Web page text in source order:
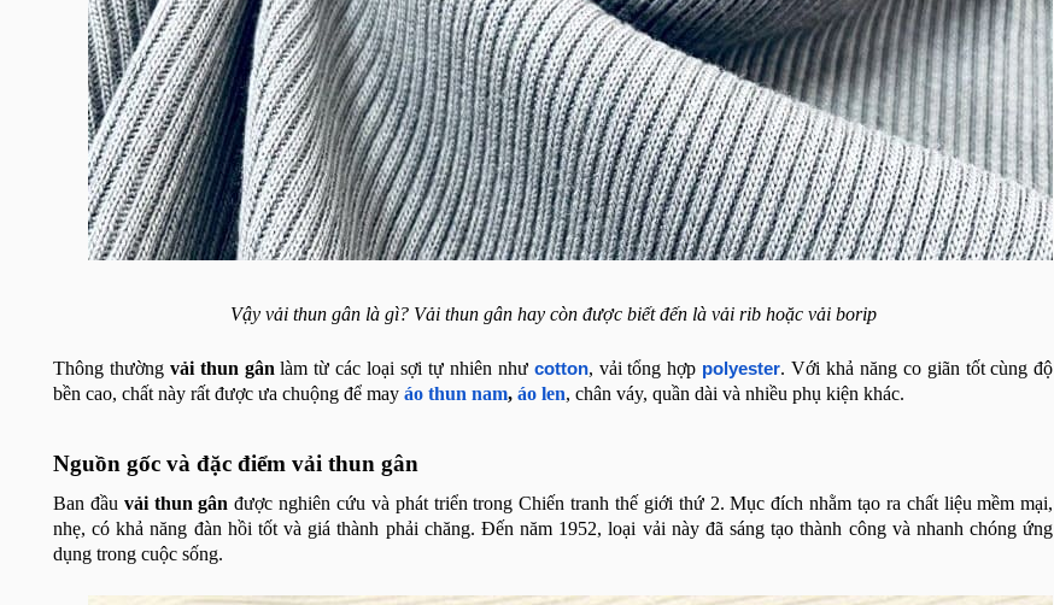
Vậy vải thun gân là gì? Vải thun gân hay còn được biết đến là vải rib hoặc vải borip
Thông thường vải thun gân làm từ các loại sợi tự nhiên như cotton, vải tổng hợp polyester. Với khả năng co giãn tốt cùng độ
bền cao, chất này rất được ưa chuộng để may áo thun nam, áo len, chân váy, quần dài và nhiều phụ kiện khác.
Nguồn gốc và đặc điểm vải thun gân
Ban đầu vải thun gân được nghiên cứu và phát triển trong Chiến tranh thế giới thứ 2. Mục đích nhằm tạo ra chất liệu mềm mại,
nhẹ, có khả năng đàn hồi tốt và giá thành phải chăng. Đến năm 1952, loại vải này đã sáng tạo thành công và nhanh chóng ứng
dụng trong cuộc sống.